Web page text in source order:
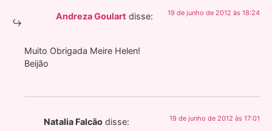
Andreza Goulart disse: 19 de junho de 2012 às 18:24
Muito Obrigada Meire Helen!
Beijão
Natalia Falcão disse: 19 de junho de 2012 às 17:01